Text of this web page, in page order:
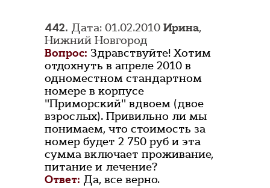
442. Дата: 01.02.2010 Ирина,
Нижний Новгород
Вопрос: Здравствуйте! Хотим
отдохнуть в апреле 2010 в
одноместном стандартном
номере в корпусе
"Приморский" вдвоем (двое
взрослых). Привильно ли мы
понимаем, что стоимость за
номер будет 2 750 руб и эта
сумма включает проживание,
питание и лечение?
Ответ: Да, все верно.